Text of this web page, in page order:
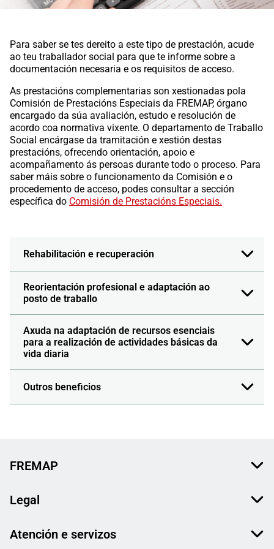
Para saber se tes dereito a este tipo de prestación, acude
ao teu traballador social para que te informe sobre a
documentación necesaria e os requisitos de acceso.
As prestacións complementarias son xestionadas pola
Comisión de Prestacións Especiais da FREMAP, órgano
encargado da súa avaliación, estudo e resolución de
acordo coa normativa vixente. O departamento de Traballo
Social encárgase da tramitación e xestión destas
prestacións, ofrecendo orientación, apoio e
acompañamento ás persoas durante todo o proceso. Para
saber máis sobre o funcionamento da Comisión e o
procedemento de acceso, podes consultar a sección
específica do Comisión de Prestacións Especiais.
Rehabilitación e recuperación
Reorientación profesional e adaptación ao
posto de traballo
Axuda na adaptación de recursos esenciais
para a realización de actividades básicas da
vida diaria
Outros beneficios
FREMAP
Legal
Atención e servizos